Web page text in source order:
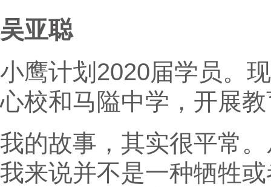
吴亚聪
小鹰计划2020届学员。
心校和马隘中学，开展
我的故事，其实很平常
我来说并不是一种牺牲